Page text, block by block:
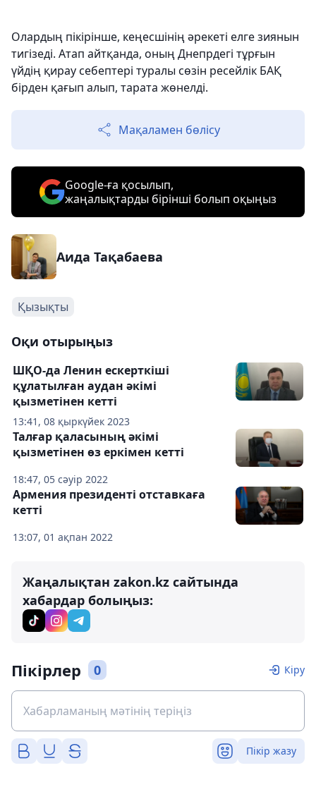
Олардың пікірінше, кеңесшінің әрекеті елге зиянын
тигізеді. Атап айтқанда, оның Днепрдегі тұрғын
үйдің қирау себептері туралы сөзін ресейлік БАҚ
бірден қағып алып, тарата жөнелді.
Мақаламен бөлісу
Google-ға қосылып,
жаңалықтарды бірінші болып оқыңыз
Аида Тақабаева
Қызықты
Оқи отырыңыз
13:41, 08 қыркүйек 2023
ШҚО-да Ленин ескерткіші
құлатылған аудан әкімі
қызметінен кетті
18:47, 05 сәуір 2022
Талғар қаласының әкімі
қызметінен өз еркімен кетті
13:07, 01 ақпан 2022
Армения президенті отставкаға
кетті
Жаңалықтан zakon.kz сайтында
хабардар болыңыз:
Пікірлер 0 Кіру
Пікір жазу